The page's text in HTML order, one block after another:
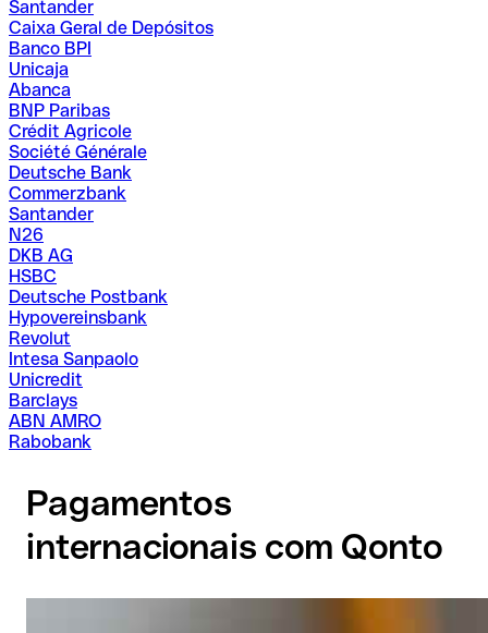
Santander
Caixa Geral de Depósitos
Banco BPI
Unicaja
Abanca
BNP Paribas
Crédit Agricole
Société Générale
Deutsche Bank
Commerzbank
Santander
N26
DKB AG
HSBC
Deutsche Postbank
Hypovereinsbank
Revolut
Intesa Sanpaolo
Unicredit
Barclays
ABN AMRO
Rabobank
Pagamentos
internacionais com Qonto